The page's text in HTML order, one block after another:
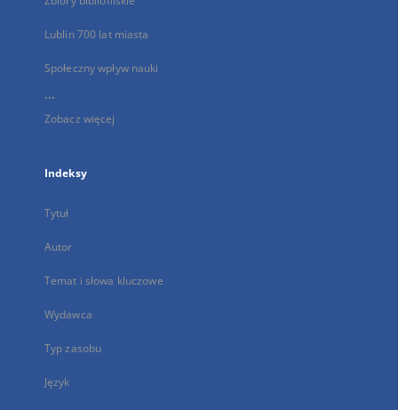
Lublin 700 lat miasta
Społeczny wpływ nauki
...
Zobacz więcej
Indeksy
Tytuł
Autor
Temat i słowa kluczowe
Wydawca
Typ zasobu
Język